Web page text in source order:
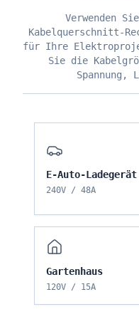
Verwenden
Kabelquerschnitt-
für Ihre
Sie die
Spannung,
E-Auto-Ladegerät
240V / 48A
Gartenhaus
120V / 15A